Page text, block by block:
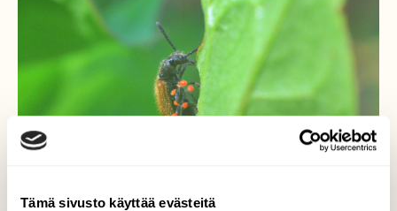
Tämä sivusto käyttää evästeitä